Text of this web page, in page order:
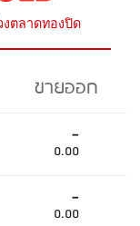
งตลาดทองปิด
ขายออก
-
0.00
-
0.00